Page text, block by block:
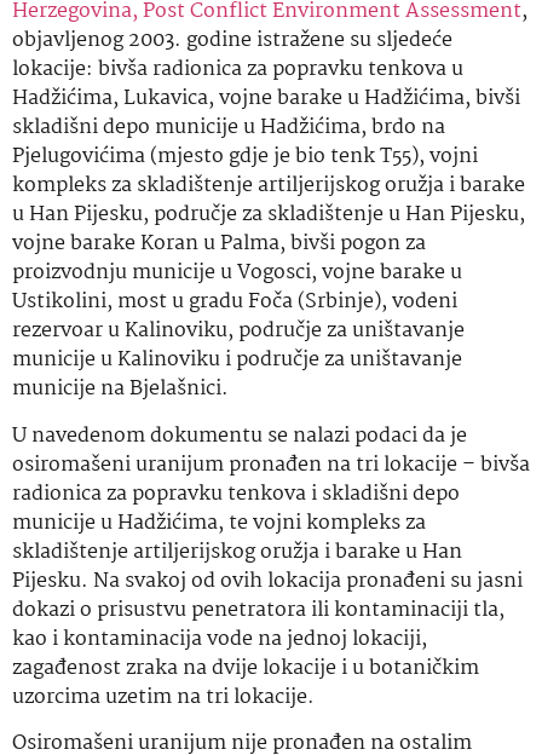
Herzegovina, Post Conflict Environment Assessment,
objavljenog 2003. godine istražene su sljedeće
lokacije: bivša radionica za popravku tenkova u
Hadžićima, Lukavica, vojne barake u Hadžićima, bivši
skladišni depo municije u Hadžićima, brdo na
Pjelugovićima (mjesto gdje je bio tenk T55), vojni
kompleks za skladištenje artiljerijskog oružja i barake
u Han Pijesku, područje za skladištenje u Han Pijesku,
vojne barake Koran u Palma, bivši pogon za
proizvodnju municije u Vogosci, vojne barake u
Ustikolini, most u gradu Foča (Srbinje), vodeni
rezervoar u Kalinoviku, područje za uništavanje
municije u Kalinoviku i područje za uništavanje
municije na Bjelašnici.
U navedenom dokumentu se nalazi podaci da je
osiromašeni uranijum pronađen na tri lokacije – bivša
radionica za popravku tenkova i skladišni depo
municije u Hadžićima, te vojni kompleks za
skladištenje artiljerijskog oružja i barake u Han
Pijesku. Na svakoj od ovih lokacija pronađeni su jasni
dokazi o prisustvu penetratora ili kontaminaciji tla,
kao i kontaminacija vode na jednoj lokaciji,
zagađenost zraka na dvije lokacije i u botaničkim
uzorcima uzetim na tri lokacije.
Osiromašeni uranijum nije pronađen na ostalim